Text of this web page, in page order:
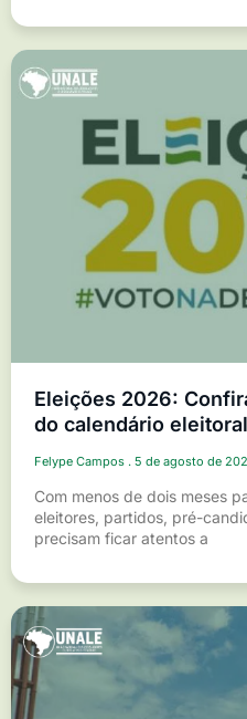
Eleições 2026:
do calendário
Felype Campos 5 de agosto de
Com menos de dois meses
eleitores, partidos, pré-
precisam ficar atentos a